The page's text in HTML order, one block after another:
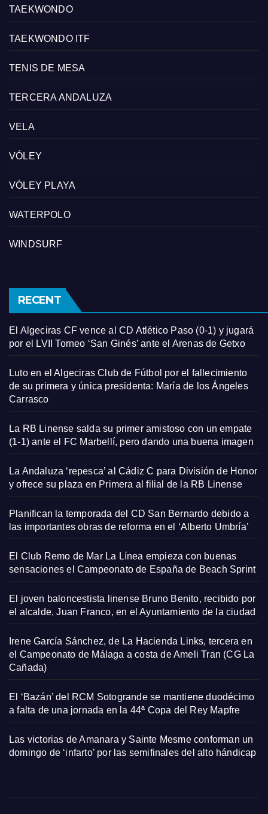
TAEKWONDO
TAEKWONDO ITF
TENIS DE MESA
TERCERA ANDALUZA
VELA
VÓLEY
VÓLEY PLAYA
WATERPOLO
WINDSURF
RECENT
El Algeciras CF vence al CD Atlético Paso (0-1) y jugará
por el LVII Torneo ‘San Ginés’ ante el Arenas de Getxo
Luto en el Algeciras Club de Fútbol por el fallecimiento
de su primera y única presidenta: María de los Ángeles
Carrasco
La RB Linense salda su primer amistoso con un empate
(1-1) ante el FC Marbellí, pero dando una buena imagen
La Andaluza ‘repesca’ al Cádiz C para División de Honor
y ofrece su plaza en Primera al filial de la RB Linense
Planifican la temporada del CD San Bernardo debido a
las importantes obras de reforma en el ‘Alberto Umbría’
El Club Remo de Mar La Línea empieza con buenas
sensaciones el Campeonato de España de Beach Sprint
El joven baloncestista linense Bruno Benito, recibido por
el alcalde, Juan Franco, en el Ayuntamiento de la ciudad
Irene García Sánchez, de La Hacienda Links, tercera en
el Campeonato de Málaga a costa de Ameli Tran (CG La
Cañada)
El ‘Bazán’ del RCM Sotogrande se mantiene duodécimo
a falta de una jornada en la 44ª Copa del Rey Mapfre
Las victorias de Amanara y Sainte Mesme conforman un
domingo de ‘infarto’ por las semifinales del alto hándicap